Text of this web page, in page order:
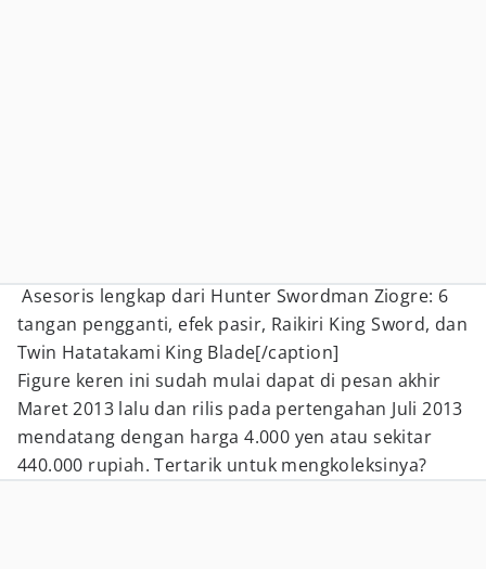
Asesoris lengkap dari Hunter Swordman Ziogre: 6
tangan pengganti, efek pasir, Raikiri King Sword, dan
Twin Hatatakami King Blade[/caption]
Figure keren ini sudah mulai dapat di pesan akhir
Maret 2013 lalu dan rilis pada pertengahan Juli 2013
mendatang dengan harga 4.000 yen atau sekitar
440.000 rupiah. Tertarik untuk mengkoleksinya?